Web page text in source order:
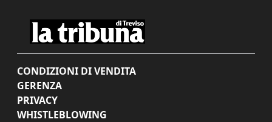
CONDIZIONI DI VENDITA
GERENZA
PRIVACY
WHISTLEBLOWING